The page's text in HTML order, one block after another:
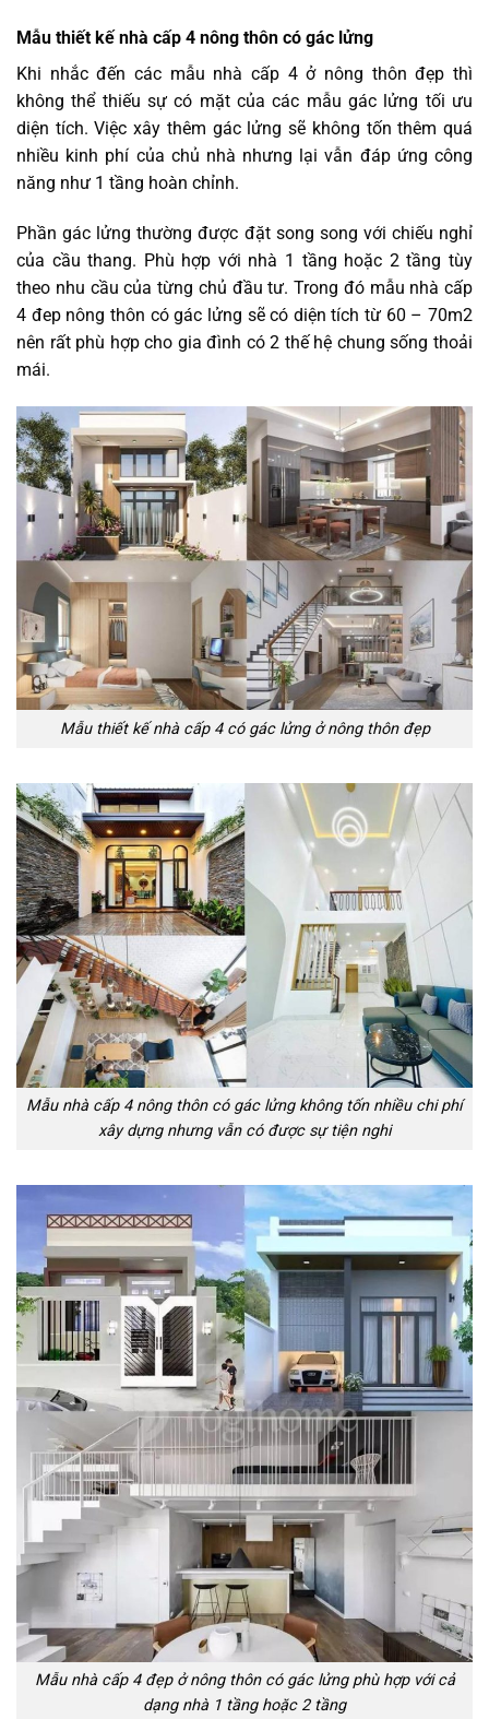
Mẫu thiết kế nhà cấp 4 nông thôn có gác lửng
Khi nhắc đến các mẫu nhà cấp 4 ở nông thôn đẹp thì
không thể thiếu sự có mặt của các mẫu gác lửng tối ưu
diện tích. Việc xây thêm gác lửng sẽ không tốn thêm quá
nhiều kinh phí của chủ nhà nhưng lại vẫn đáp ứng công
năng như 1 tầng hoàn chỉnh.
Phần gác lửng thường được đặt song song với chiếu nghỉ
của cầu thang. Phù hợp với nhà 1 tầng hoặc 2 tầng tùy
theo nhu cầu của từng chủ đầu tư. Trong đó mẫu nhà cấp
4 đep nông thôn có gác lửng sẽ có diện tích từ 60 – 70m2
nên rất phù hợp cho gia đình có 2 thế hệ chung sống thoải
mái.
Mẫu thiết kế nhà cấp 4 có gác lửng ở nông thôn đẹp
Mẫu nhà cấp 4 nông thôn có gác lửng không tốn nhiều chi phí
xây dựng nhưng vẫn có được sự tiện nghi
Mẫu nhà cấp 4 đẹp ở nông thôn có gác lửng phù hợp với cả
dạng nhà 1 tầng hoặc 2 tầng